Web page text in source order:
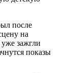
после
на
зажгли
показы